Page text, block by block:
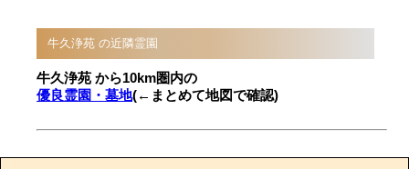
牛久浄苑 の近隣霊園
牛久浄苑 から10km圏内の
優良霊園・墓地(←まとめて地図で確認)